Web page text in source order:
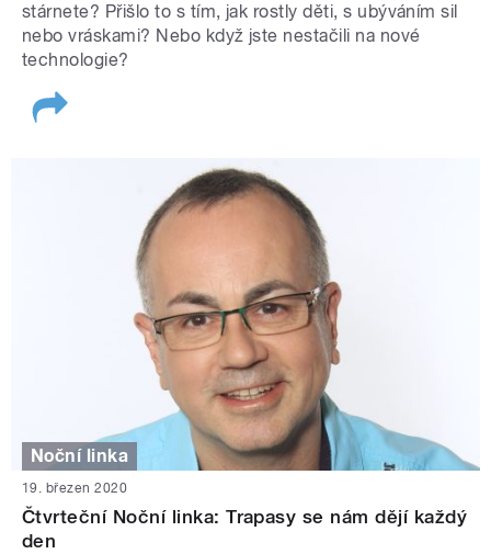
stárnete? Přišlo to s tím, jak rostly děti, s ubýváním sil
nebo vráskami? Nebo když jste nestačili na nové
technologie?
Noční linka
19. březen 2020
Čtvrteční Noční linka: Trapasy se nám dějí každý
den